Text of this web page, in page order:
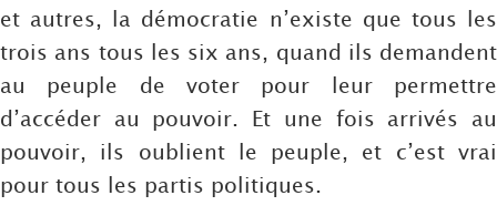
et autres, la démocratie n’existe que tous les
trois ans tous les six ans, quand ils demandent
au peuple de voter pour leur permettre
d’accéder au pouvoir. Et une fois arrivés au
pouvoir, ils oublient le peuple, et c’est vrai
pour tous les partis politiques.